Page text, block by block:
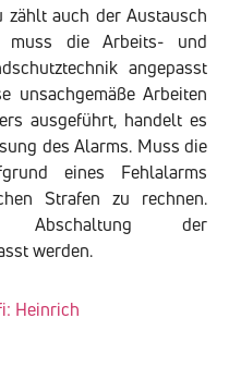
zählt auch der Austausch
muss die Arbeits- und
angepasst
unsachgemäße Arbeiten
ausgeführt, handelt es
des Alarms. Muss die
eines Fehlalarms
Strafen zu rechnen.
der
werden.